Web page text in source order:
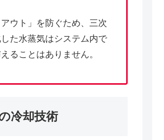
ウト」を防ぐため、三次
た水蒸気はシステム内で
ることはありません。
冷却技術